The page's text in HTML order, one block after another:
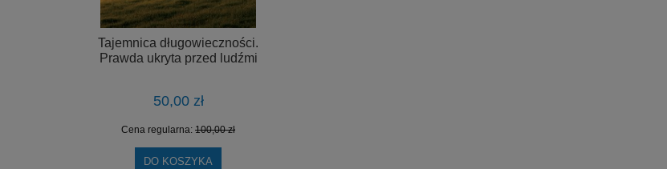
Tajemnica długowieczności.
Prawda ukryta przed ludźmi
50,00 zł
Cena regularna: 100,00 zł
DO KOSZYKA